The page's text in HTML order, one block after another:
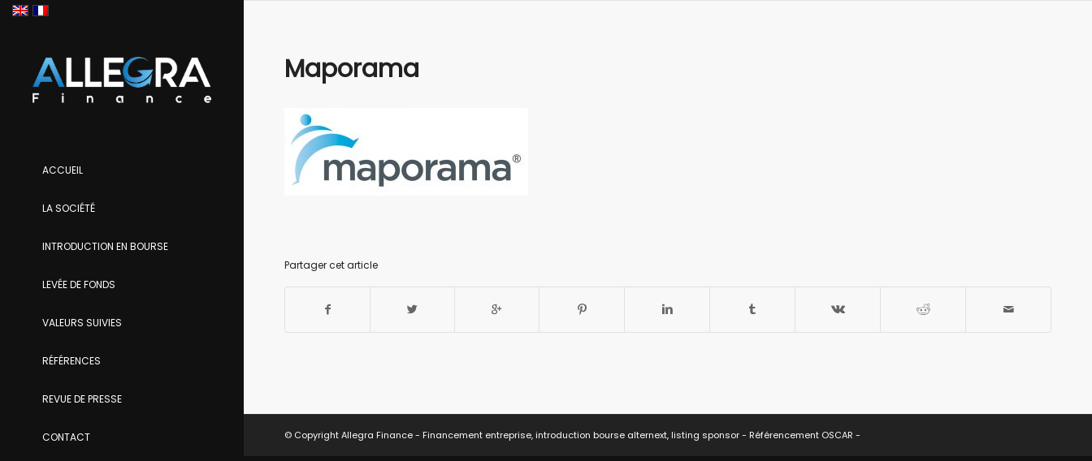
ACCUEIL
LA SOCIÉTÉ
INTRODUCTION EN BOURSE
LEVÉE DE FONDS
VALEURS SUIVIES
RÉFÉRENCES
REVUE DE PRESSE
CONTACT
Maporama
Partager cet article
© Copyright Allegra Finance - Financement entreprise, introduction bourse alternext, listing sponsor - Référencement OSCAR -